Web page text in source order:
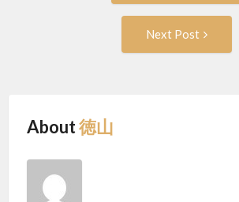
navigation
Next Post
About徳山